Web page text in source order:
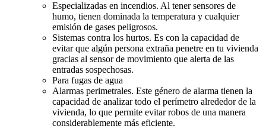
Especializadas en incendios. Al tener sensores de
humo, tienen dominada la temperatura y cualquier
emisión de gases peligrosos.
Sistemas contra los hurtos. Es con la capacidad de
evitar que algún persona extraña penetre en tu vivienda
gracias al sensor de movimiento que alerta de las
entradas sospechosas.
Para fugas de agua
Alarmas perimetrales. Este género de alarma tienen la
capacidad de analizar todo el perímetro alrededor de la
vivienda, lo que permite evitar robos de una manera
considerablemente más eficiente.